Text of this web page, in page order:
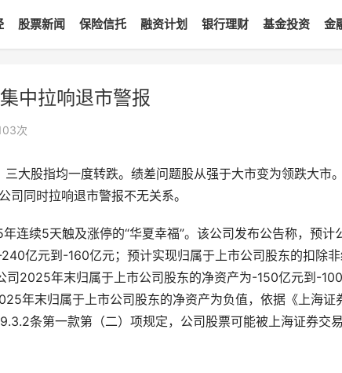
股票新闻 保险信托 融资计划 银行理财 基金投资 金
中拉响退市警报
次
大股指均一度转跌。绩差问题股从强于大市变为领跌大市
同时拉响退市警报不无关系。
连续5天触及涨停的“华夏幸福”。该公司发布公告称，预计
亿元到-160亿元；预计实现归属于上市公司股东的扣除
2025年末归属于上市公司股东的净资产为-150亿元到-100
年末归属于上市公司股东的净资产为负值，依据《上海证
条第一款第（二）项规定，公司股票可能被上海证券交